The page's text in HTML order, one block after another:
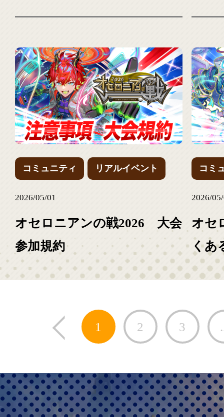
コミュニティ リアルイベント
2026/05/01
オセロニアンの戦2026 大会
参加規約
コミ
2026/
オセ
くあ
disable prev link
1 2 3